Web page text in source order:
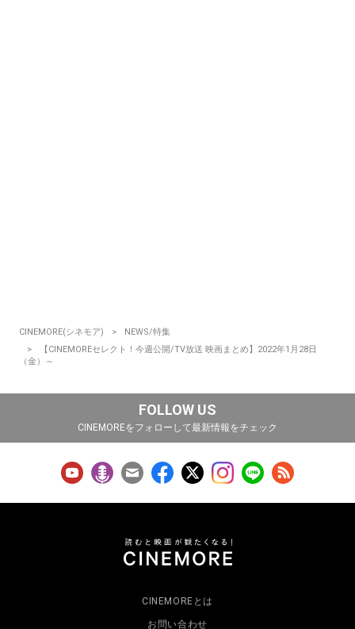
CINEMORE(シネモア)
NEWS/特集
【CINEMOREセレクト！今週公開/TV放送 映画まとめ】2022年1月28日
（金）～
FOLLOW US
CINEMOREをフォローして最新情報をチェック
CINEMOREとは
お問い合わせ